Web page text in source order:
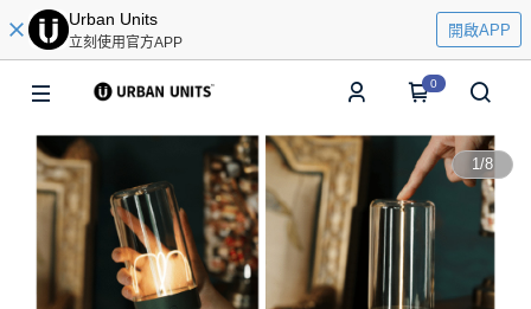
Urban Units
立刻使用官方APP
開啟APP
0
1/8